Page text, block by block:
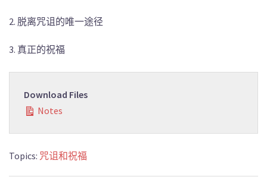
2. 脱离咒诅的唯一途径
3. 真正的祝福
Download Files
Notes
Topics: 咒诅和祝福